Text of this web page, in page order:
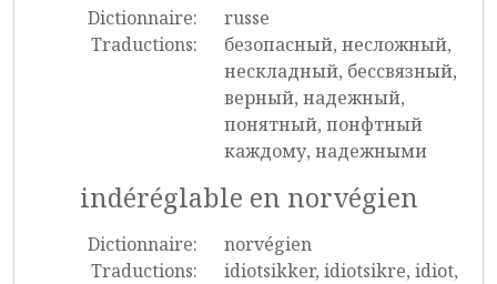
Dictionnaire:
russe
Traductions:
безопасный, несложный,
нескладный, бессвязный,
верный, надежный,
понятный, понфтный
каждому, надежными
indéréglable en norvégien
Dictionnaire:
norvégien
Traductions:
idiotsikker, idiotsikre, idiot,